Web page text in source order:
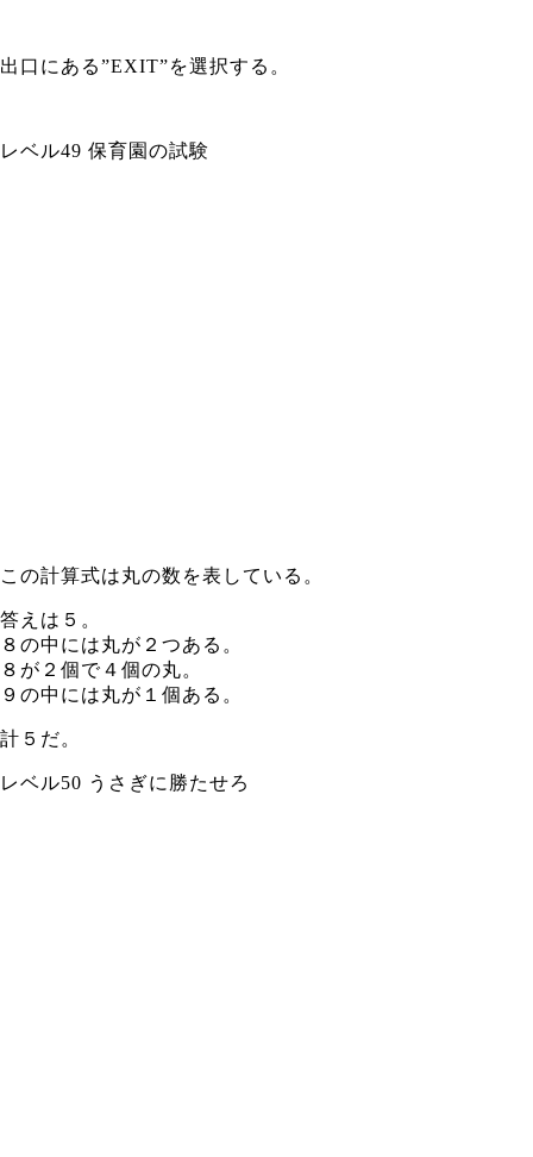
出口にある”EXIT”を選択する。
レベル49 保育園の試験
この計算式は丸の数を表している。
答えは５。
８の中には丸が２つある。
８が２個で４個の丸。
９の中には丸が１個ある。
計５だ。
レベル50 うさぎに勝たせろ